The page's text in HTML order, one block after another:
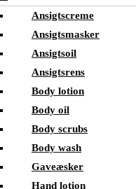
Ansigtscreme
Ansigtsmasker
Ansigtsoil
Ansigtsrens
Body lotion
Body oil
Body scrubs
Body wash
Gaveæsker
Hand lotion